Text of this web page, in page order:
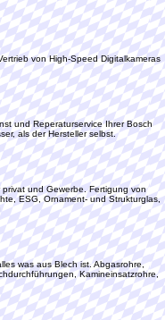
von High-Speed Digitalkameras
und Reperaturservice Ihrer Bosch
als der Hersteller selbst.
und Gewerbe. Fertigung von
ESG, Ornament- und Strukturglas,
was aus Blech ist. Abgasrohre,
Kamineinsatzrohre,